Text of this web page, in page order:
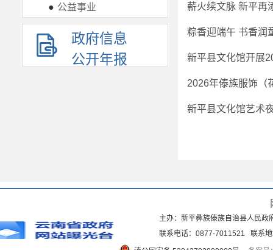
● 公益事业
政府信息
公开年报
薪火续文脉 新平再
粽香迎端午 书香润
新平县文化馆开展
新平县文化馆艺术
主办：新平彝族傣族自治县人民
联系电话：0877-7011521 联系